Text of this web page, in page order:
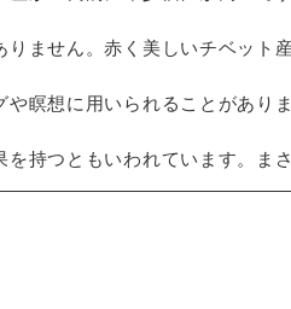
ません。赤く美しいチベット
瞑想に用いられることがありま
持つともいわれています。まさ